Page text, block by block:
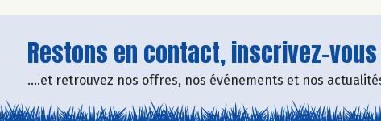
Restons en contact, inscrivez-
....et retrouvez nos offres, nos événements et nos